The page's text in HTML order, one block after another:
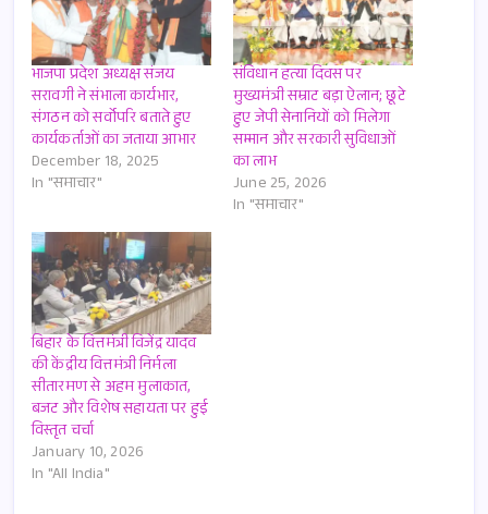
भाजपा प्रदेश अध्यक्ष संजय
सरावगी ने संभाला कार्यभार,
संगठन को सर्वोपरि बताते हुए
कार्यकर्ताओं का जताया आभार
December 18, 2025
In "समाचार"
संविधान हत्या दिवस पर
मुख्यमंत्री सम्राट बड़ा ऐलान; छूटे
हुए जेपी सेनानियों को मिलेगा
सम्मान और सरकारी सुविधाओं
का लाभ
June 25, 2026
In "समाचार"
बिहार के वित्तमंत्री विजेंद्र यादव
की केंद्रीय वित्तमंत्री निर्मला
सीतारमण से अहम मुलाकात,
बजट और विशेष सहायता पर हुई
विस्तृत चर्चा
January 10, 2026
In "All India"